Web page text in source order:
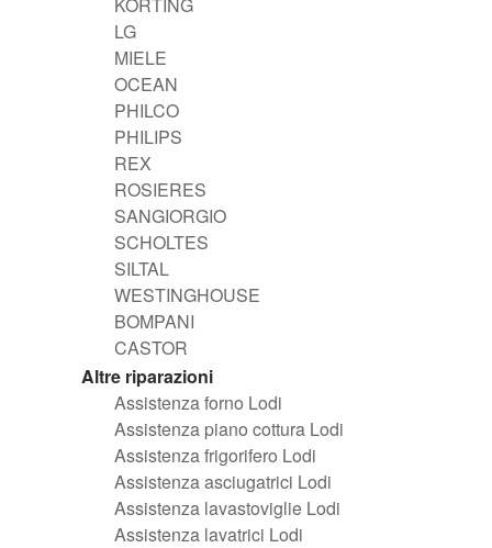
LG
MIELE
OCEAN
PHILCO
PHILIPS
REX
ROSIERES
SANGIORGIO
SCHOLTES
SILTAL
WESTINGHOUSE
BOMPANI
CASTOR
Altre riparazioni
Assistenza forno Lodi
Assistenza piano cottura Lodi
Assistenza frigorifero Lodi
Assistenza asciugatrici Lodi
Assistenza lavastoviglie Lodi
Assistenza lavatrici Lodi